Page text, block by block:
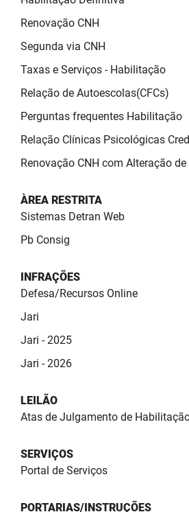
Renovação CNH
Segunda via CNH
Taxas e Serviços - Habilitação
Relação de Autoescolas(CFCs)
Perguntas frequentes Habilitação
Relação Clínicas Psicológicas
Renovação CNH com Alteração
ÀREA RESTRITA
Sistemas Detran Web
Pb Consig
INFRAÇÕES
Defesa/Recursos Online
Jari
Jari - 2025
Jari - 2026
LEILÃO
Atas de Julgamento de
SERVIÇOS
Portal de Serviços
PORTARIAS/INSTRUÇÕES